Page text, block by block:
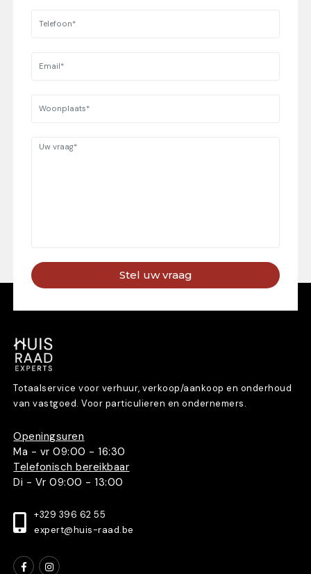
Stel uw vraag
Totaalservice voor verhuur, verkoop/aankoop en onderhoud
van vastgoed. Voor particulieren en ondernemers.
Openingsuren
Ma - vr 09:00 - 16:30
Telefonisch bereikbaar
Di - Vr 09:00 - 13:00
+329 396 62 55
expert@huis-raad.be